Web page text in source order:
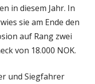
in diesem Jahr. In
sie am Ende den
auf Rang zwei
von 18.000 NOK.
und Siegfahrer